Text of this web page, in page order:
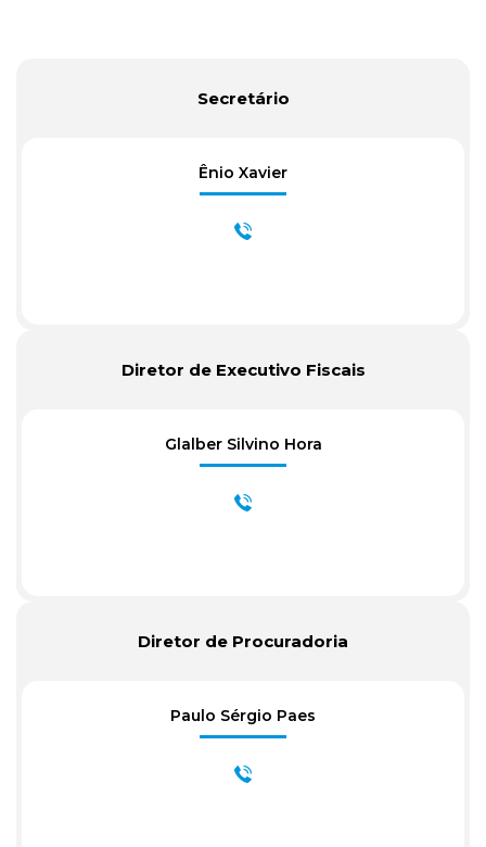
Secretário
Ênio Xavier
Diretor de Executivo Fiscais
Glalber Silvino Hora
Diretor de Procuradoria
Paulo Sérgio Paes